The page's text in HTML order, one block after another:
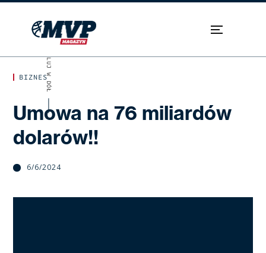
BIZNES
Umowa na 76 miliardów
dolarów!!
6/6/2024
SKROLUJ W DÓŁ